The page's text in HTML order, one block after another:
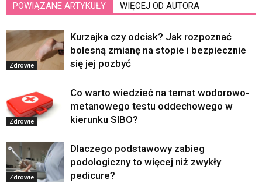
POWIĄZANE ARTYKUŁY WIĘCEJ OD AUTORA
Zdrowie
Kurzajka czy odcisk? Jak rozpoznać
bolesną zmianę na stopie i bezpiecznie
się jej pozbyć
Zdrowie
Co warto wiedzieć na temat wodorowo-
metanowego testu oddechowego w
kierunku SIBO?
Zdrowie
Dlaczego podstawowy zabieg
podologiczny to więcej niż zwykły
pedicure?